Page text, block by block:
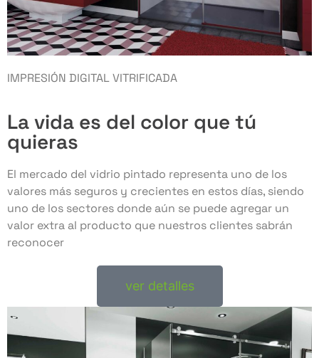
IMPRESIÓN DIGITAL VITRIFICADA
La vida es del color que tú
quieras
El mercado del vidrio pintado representa uno de los
valores más seguros y crecientes en estos días, siendo
uno de los sectores donde aún se puede agregar un
valor extra al producto que nuestros clientes sabrán
reconocer
ver detalles